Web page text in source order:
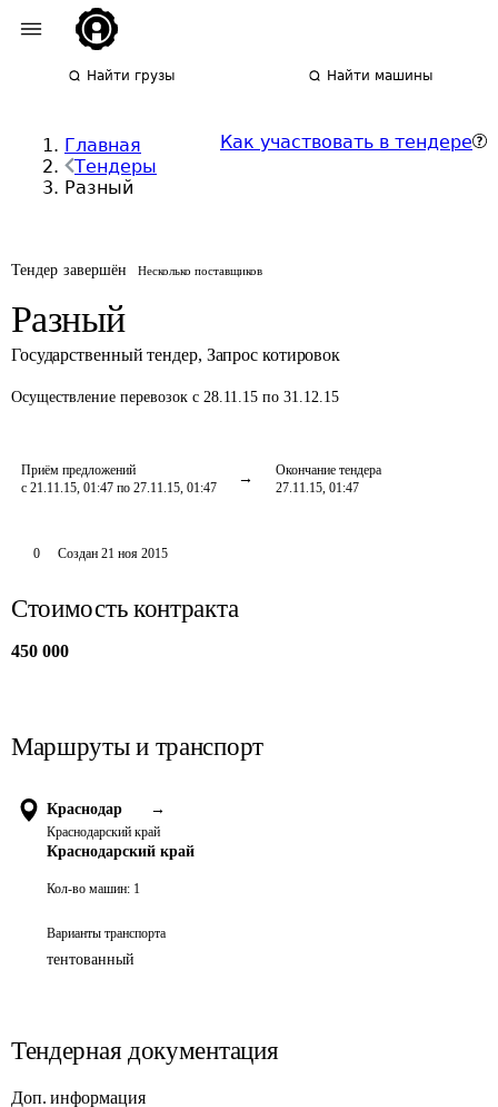
Найти грузы Найти машины
Главная
Тендеры
Разный
Как участвовать в тендере
Тендер завершён Несколько поставщиков
Разный
Государственный тендер, Запрос котировок
Осуществление перевозок с 28.11.15 по 31.12.15
Приём предложений
с 21.11.15, 01:47 по 27.11.15, 01:47
Окончание тендера
27.11.15, 01:47
0 Создан 21 ноя 2015
Стоимость контракта
450 000
Маршруты и транспорт
Краснодар →
Краснодарский край
Краснодарский край
Кол-во машин: 1
Варианты транспорта
тентованный
Тендерная документация
Доп. информация